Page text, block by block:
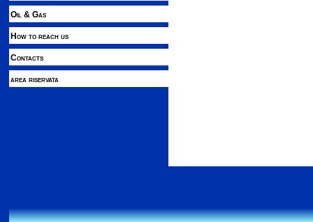
Oil & Gas
How to reach us
Contacts
area riservata